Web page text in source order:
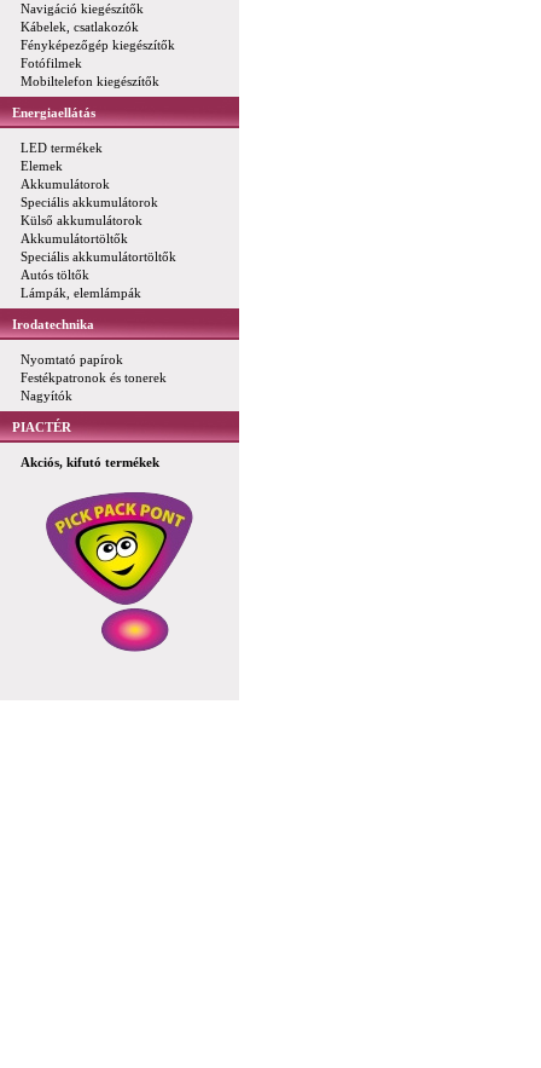
Navigáció kiegészítők
Kábelek, csatlakozók
Fényképezőgép kiegészítők
Fotófilmek
Mobiltelefon kiegészítők
Energiaellátás
LED termékek
Elemek
Akkumulátorok
Speciális akkumulátorok
Külső akkumulátorok
Akkumulátortöltők
Speciális akkumulátortöltők
Autós töltők
Lámpák, elemlámpák
Irodatechnika
Nyomtató papírok
Festékpatronok és tonerek
Nagyítók
PIACTÉR
Akciós, kifutó termékek